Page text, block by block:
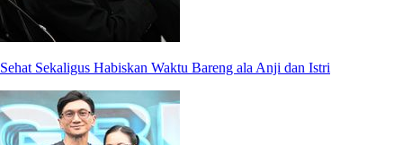
Sehat Sekaligus Habiskan Waktu Bareng ala Anji dan Istri